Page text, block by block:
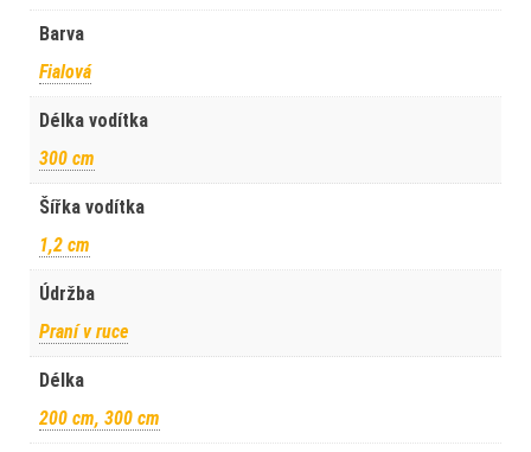
Barva
Fialová
Délka vodítka
300 cm
Šířka vodítka
1,2 cm
Údržba
Praní v ruce
Délka
200 cm, 300 cm